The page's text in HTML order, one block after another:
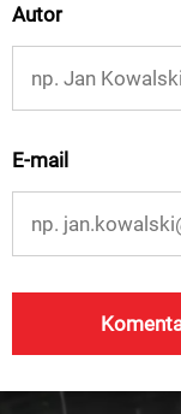
Autor
E-mail